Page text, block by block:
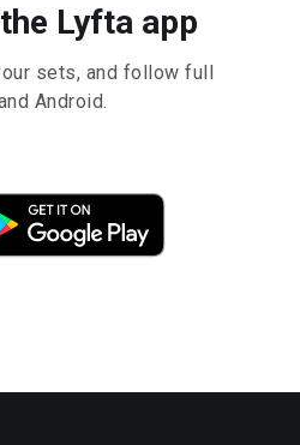
Lyfta app
sets, and follow full
Android.